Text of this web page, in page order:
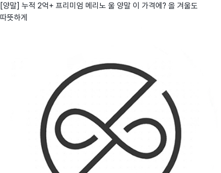
[양말] 누적 2억+ 프리미엄 메리노 울 양말 이 가격에? 올 겨울도
따뜻하게